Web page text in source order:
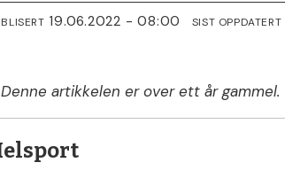
19.06.2022 - 08:00 SIST OPPDATERT
Denne artikkelen er over ett år gammel.